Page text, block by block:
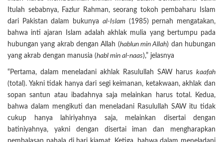
Itulah sebabnya, Fazlur Rahman, seorang tokoh pembaharu Islam
dari Pakistan dalam bukunya al-Islam(1985) pernah mengatakan,
bahwa inti ajaran Islam adalah akhlak mulia yang bertumpu pada
hubungan yang akrab dengan Allah (hablun min Allah) dan hubungan
yang akrab dengan manusia (habl min al-naas),” jelasnya
“Pertama, dalam meneladani akhlak Rasulullah SAW harus kaafah
(total). Yakni tidak hanya dari segi keimanan, ketakwaan, akhlak dan
sopan santun atau ibadahnya saja melainkan harus total. Kedua,
bahwa dalam mengikuti dan meneladani Rasulullah SAW itu tidak
cukup hanya lahiriyahnya saja, melainkan disertai dengan
batiniyahnya, yakni dengan disertai iman dan mengharapkan